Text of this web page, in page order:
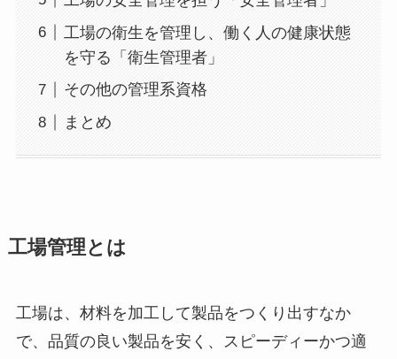
工場の衛生を管理し、働く人の健康状態
を守る「衛生管理者」
その他の管理系資格
まとめ
工場管理とは
工場は、材料を加工して製品をつくり出すなか
で、品質の良い製品を安く、スピーディーかつ適